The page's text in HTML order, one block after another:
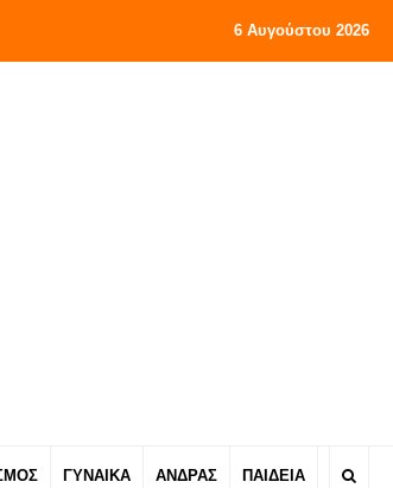
6 Αυγούστου 2026
ΓΥΝΑΙΚΑ ΑΝΔΡΑΣ ΠΑΙΔΕΙΑ